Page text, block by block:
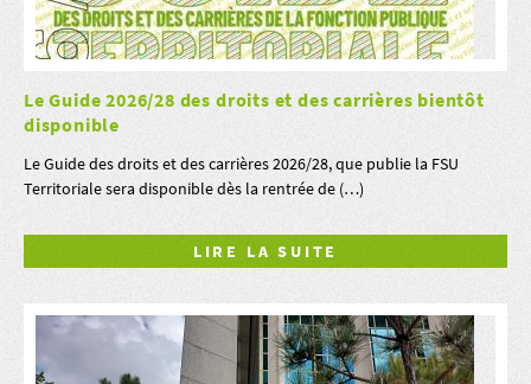
Le Guide 2026/28 des droits et des carrières bientôt
disponible
Le Guide des droits et des carrières 2026/28, que publie la FSU
Territoriale sera disponible dès la rentrée de (…)
LIRE LA SUITE